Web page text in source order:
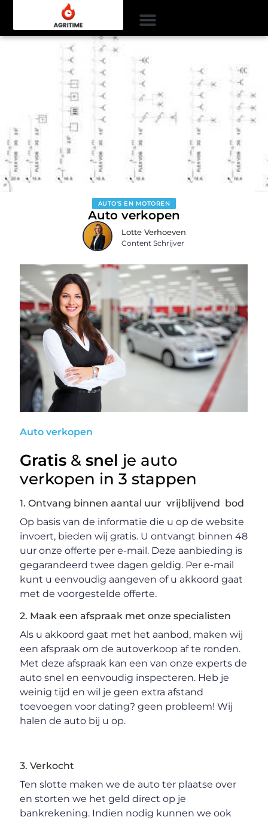
AUTO'S EN MOTOREN
Auto verkopen
Lotte Verhoeven
Content Schrijver
Auto verkopen
Gratis &snel je auto
verkopen in 3 stappen
1. Ontvang binnen aantal uur vrijblijvend bod
Op basis van de informatie die u op de website
invoert, bieden wij gratis. U ontvangt binnen 48
uur onze offerte per e-mail. Deze aanbieding is
gegarandeerd twee dagen geldig. Per e-mail
kunt u eenvoudig aangeven of u akkoord gaat
met de voorgestelde offerte.
2. Maak een afspraak met onze specialisten
Als u akkoord gaat met het aanbod, maken wij
een afspraak om de autoverkoop af te ronden.
Met deze afspraak kan een van onze experts de
auto snel en eenvoudig inspecteren. Heb je
weinig tijd en wil je geen extra afstand
toevoegen voor dating? geen probleem! Wij
halen de auto bij u op.
3. Verkocht
Ten slotte maken we de auto ter plaatse over
en storten we het geld direct op je
bankrekening. Indien nodig kunnen we ook